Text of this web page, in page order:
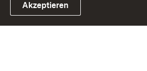
Akzeptieren